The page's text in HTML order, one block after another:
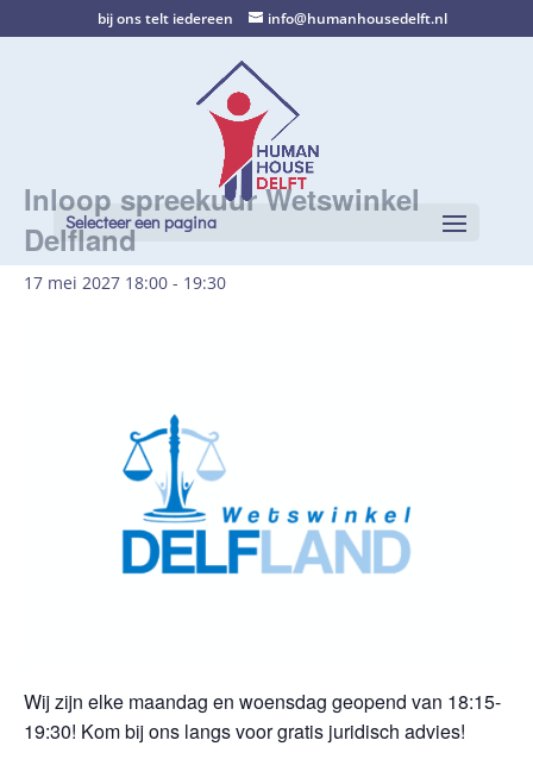
bij ons telt iedereen info@humanhousedelft.nl
Selecteer een pagina
Inloop spreekuur Wetswinkel
Delfland
17 mei 2027 18:00 - 19:30
Wij zijn elke maandag en woensdag geopend van 18:15-
19:30! Kom bij ons langs voor gratis juridisch advies!